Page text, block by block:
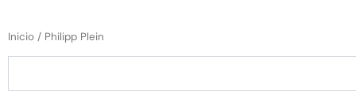
Inicio / Philipp Plein